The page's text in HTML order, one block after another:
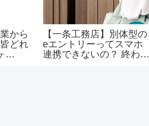
から
どれ
【一条工務店】別体型の
eエントリーってスマホ
連携できないの？ 終わっ